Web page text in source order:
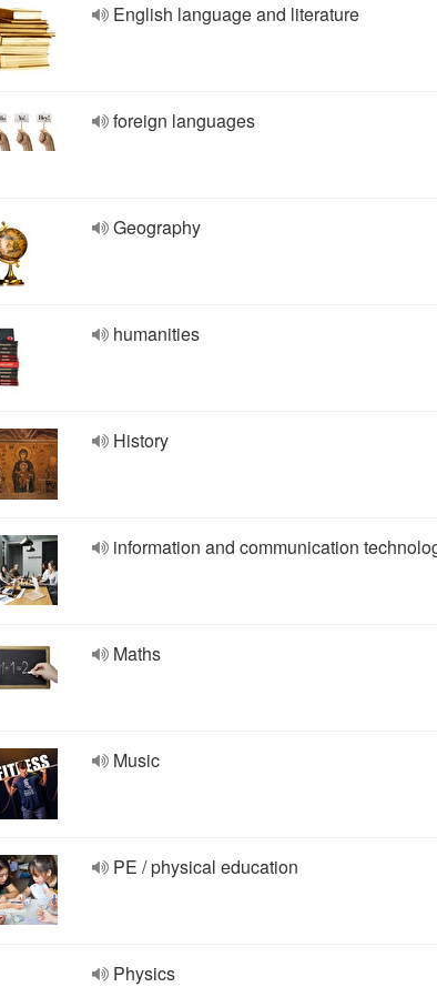
English language and literature
foreign languages
Geography
humanities
History
information and communication
Maths
Music
PE / physical education
Physics